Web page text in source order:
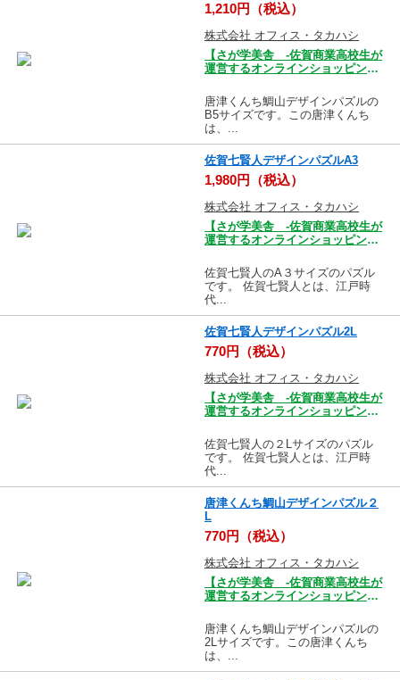
1,210円（税込）
株式会社 オフィス・タカハシ
【さが学美舎 -佐賀商業高校生が
運営するオンラインショッピング
唐津くんち鯛山デザインパズルの
B5サイズです。この唐津くんち
は、...
佐賀七賢人デザインパズルA3
1,980円（税込）
株式会社 オフィス・タカハシ
【さが学美舎 -佐賀商業高校生が
運営するオンラインショッピング
佐賀七賢人のA３サイズのパズル
です。 佐賀七賢人とは、江戸時
代...
佐賀七賢人デザインパズル2L
770円（税込）
株式会社 オフィス・タカハシ
【さが学美舎 -佐賀商業高校生が
運営するオンラインショッピング
佐賀七賢人の２Lサイズのパズル
です。 佐賀七賢人とは、江戸時
代...
唐津くんち鯛山デザインパズル２
L
770円（税込）
株式会社 オフィス・タカハシ
【さが学美舎 -佐賀商業高校生が
運営するオンラインショッピング
唐津くんち鯛山デザインパズルの
2Lサイズです。この唐津くんち
は、...